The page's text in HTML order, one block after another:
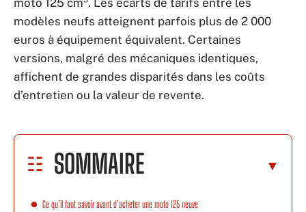
moto 125 cm³. Les écarts de tarifs entre les
modèles neufs atteignent parfois plus de 2 000
euros à équipement équivalent. Certaines
versions, malgré des mécaniques identiques,
affichent de grandes disparités dans les coûts
d’entretien ou la valeur de revente.
SOMMAIRE
Ce qu’il faut savoir avant d’acheter une moto 125 neuve